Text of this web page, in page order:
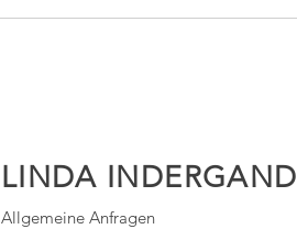
LINDA INDERGAND
Allgemeine Anfragen